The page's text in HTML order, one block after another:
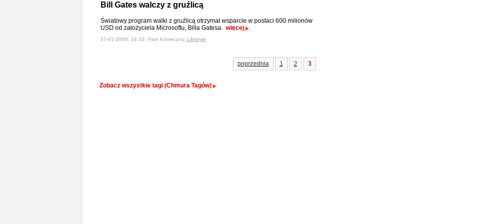
Bill Gates walczy z gruźlicą
Światowy program walki z gruźlicą otrzymał wsparcie w postaci 600 milionów
USD od założyciela Microsoftu, Billa Gatesa. więcej
27-01-2006, 14:33, Piotr Konieczny, Lifestyle
poprzednia 1 2 3
Zobacz wszystkie tagi (Chmura Tagów)